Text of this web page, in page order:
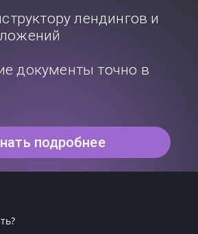
лендингов и
документы точно в
подробнее